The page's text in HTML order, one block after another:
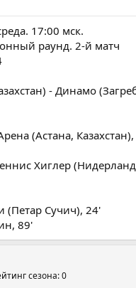
17:00 мск.
раунд. 2-й матч
- Динамо
(Астана,
Хиглер
Сучич), 24'
89'
сезона: 0